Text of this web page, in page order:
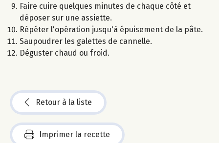
Faire cuire quelques minutes de chaque côté et
déposer sur une assiette.
Répéter l'opération jusqu'à épuisement de la pâte.
Saupoudrer les galettes de cannelle.
Déguster chaud ou froid.
Retour à la liste
Imprimer la recette